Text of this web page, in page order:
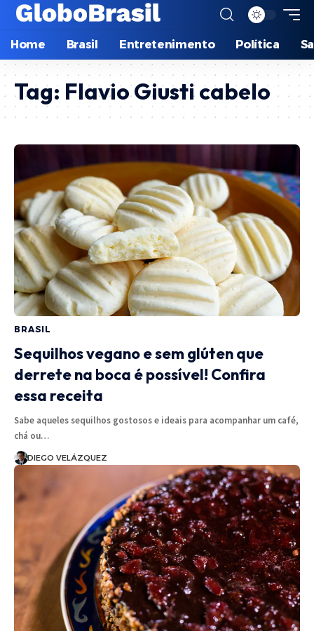
Home Brasil Entretenimento Política
Tag: Flavio Giusti cabelo
BRASIL
Sequilhos vegano e sem glúten que
derrete na boca é possível! Confira
essa receita
Sabe aqueles sequilhos gostosos e ideais para acompanhar um café,
chá ou…
DIEGO VELÁZQUEZ